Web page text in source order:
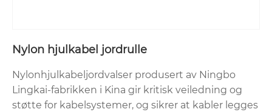
Nylon hjulkabel jordrulle
Nylonhjulkabeljordvalser produsert av Ningbo
Lingkai-fabrikken i Kina gir kritisk veiledning og
støtte for kabelsystemer, og sikrer at kabler legges